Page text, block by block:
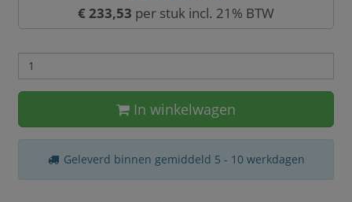
€ 233,53 per stuk incl. 21% BTW
In winkelwagen
Geleverd binnen gemiddeld 5 - 10 werkdagen